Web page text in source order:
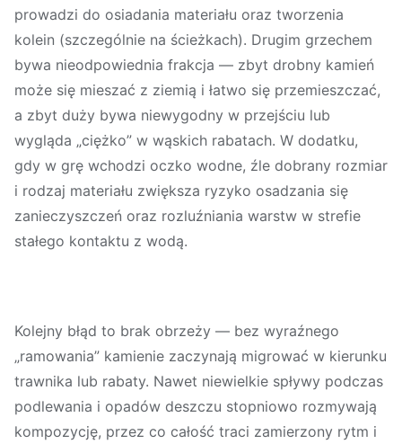
prowadzi do osiadania materiału oraz tworzenia
kolein (szczególnie na ścieżkach). Drugim grzechem
bywa nieodpowiednia frakcja — zbyt drobny kamień
może się mieszać z ziemią i łatwo się przemieszczać,
a zbyt duży bywa niewygodny w przejściu lub
wygląda „ciężko” w wąskich rabatach. W dodatku,
gdy w grę wchodzi oczko wodne, źle dobrany rozmiar
i rodzaj materiału zwiększa ryzyko osadzania się
zanieczyszczeń oraz rozluźniania warstw w strefie
stałego kontaktu z wodą.
Kolejny błąd to brak obrzeży — bez wyraźnego
„ramowania” kamienie zaczynają migrować w kierunku
trawnika lub rabaty. Nawet niewielkie spływy podczas
podlewania i opadów deszczu stopniowo rozmywają
kompozycję, przez co całość traci zamierzony rytm i